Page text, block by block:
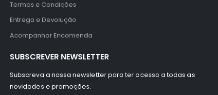
Termos e Condições
Entrega e Devolução
Acompanhar Encomenda
SUBSCREVER NEWSLETTER
Subscreva a nossa newsletter para ter acesso a todas as
novidades e promoções.